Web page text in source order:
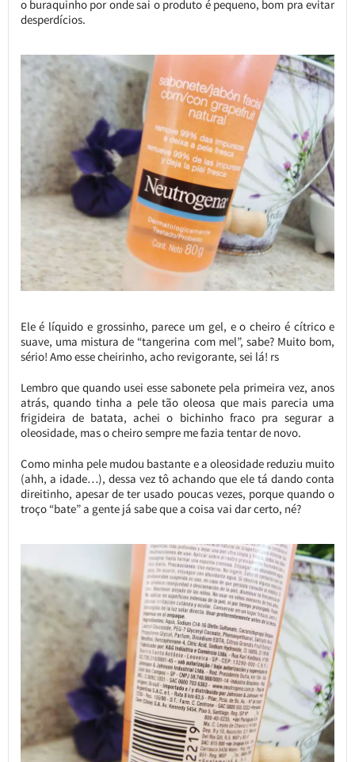
o buraquinho por onde sai o produto é pequeno, bom pra evitar
desperdícios.
Ele é líquido e grossinho, parece um gel, e o cheiro é cítrico e
suave, uma mistura de “tangerina com mel”, sabe? Muito bom,
sério! Amo esse cheirinho, acho revigorante, sei lá! rs
Lembro que quando usei esse sabonete pela primeira vez, anos
atrás, quando tinha a pele tão oleosa que mais parecia uma
frigideira de batata, achei o bichinho fraco pra segurar a
oleosidade, mas o cheiro sempre me fazia tentar de novo.
Como minha pele mudou bastante e a oleosidade reduziu muito
(ahh, a idade…), dessa vez tô achando que ele tá dando conta
direitinho, apesar de ter usado poucas vezes, porque quando o
troço “bate” a gente já sabe que a coisa vai dar certo, né?